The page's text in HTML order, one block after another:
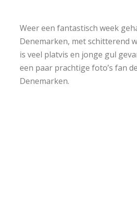
Weer een fantastisch week
Denemarken, met schitterend
is veel platvis en jonge gul
een paar prachtige foto’s fan
Denemarken.